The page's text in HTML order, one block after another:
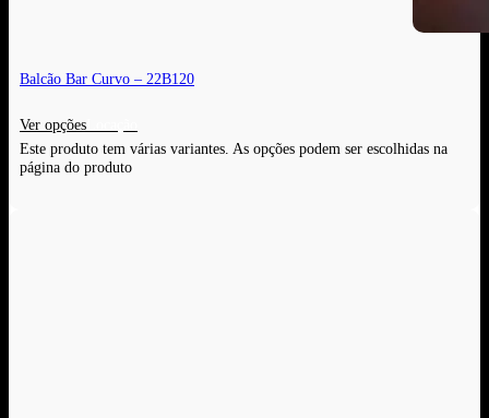
Balcão Bar Curvo – 22B120
Ver opções
Este produto tem várias variantes. As opções podem ser escolhidas na
página do produto